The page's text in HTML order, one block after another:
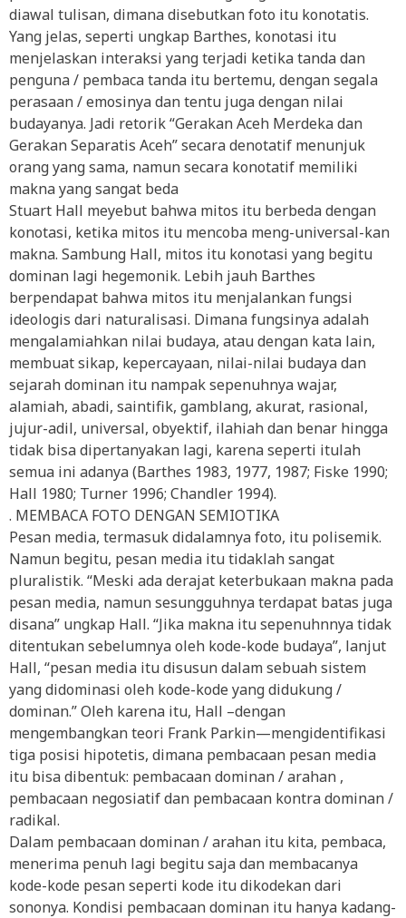
diawal tulisan, dimana disebutkan foto itu konotatis.
Yang jelas, seperti ungkap Barthes, konotasi itu
menjelaskan interaksi yang terjadi ketika tanda dan
penguna / pembaca tanda itu bertemu, dengan segala
perasaan / emosinya dan tentu juga dengan nilai
budayanya. Jadi retorik “Gerakan Aceh Merdeka dan
Gerakan Separatis Aceh” secara denotatif menunjuk
orang yang sama, namun secara konotatif memiliki
makna yang sangat beda
Stuart Hall meyebut bahwa mitos itu berbeda dengan
konotasi, ketika mitos itu mencoba meng-universal-kan
makna. Sambung Hall, mitos itu konotasi yang begitu
dominan lagi hegemonik. Lebih jauh Barthes
berpendapat bahwa mitos itu menjalankan fungsi
ideologis dari naturalisasi. Dimana fungsinya adalah
mengalamiahkan nilai budaya, atau dengan kata lain,
membuat sikap, kepercayaan, nilai-nilai budaya dan
sejarah dominan itu nampak sepenuhnya wajar,
alamiah, abadi, saintifik, gamblang, akurat, rasional,
jujur-adil, universal, obyektif, ilahiah dan benar hingga
tidak bisa dipertanyakan lagi, karena seperti itulah
semua ini adanya (Barthes 1983, 1977, 1987; Fiske 1990;
Hall 1980; Turner 1996; Chandler 1994).
. MEMBACA FOTO DENGAN SEMIOTIKA
Pesan media, termasuk didalamnya foto, itu polisemik.
Namun begitu, pesan media itu tidaklah sangat
pluralistik. “Meski ada derajat keterbukaan makna pada
pesan media, namun sesungguhnya terdapat batas juga
disana” ungkap Hall. “Jika makna itu sepenuhnnya tidak
ditentukan sebelumnya oleh kode-kode budaya”, lanjut
Hall, “pesan media itu disusun dalam sebuah sistem
yang didominasi oleh kode-kode yang didukung /
dominan.” Oleh karena itu, Hall –dengan
mengembangkan teori Frank Parkin—mengidentifikasi
tiga posisi hipotetis, dimana pembacaan pesan media
itu bisa dibentuk: pembacaan dominan / arahan ,
pembacaan negosiatif dan pembacaan kontra dominan /
radikal.
Dalam pembacaan dominan / arahan itu kita, pembaca,
menerima penuh lagi begitu saja dan membacanya
kode-kode pesan seperti kode itu dikodekan dari
sononya. Kondisi pembacaan dominan itu hanya kadang-